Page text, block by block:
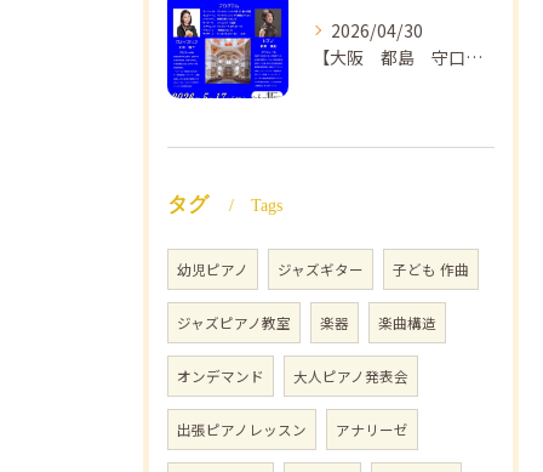
2026/04/30
【大阪 都島 守口】ヴァイオリン教室❣️NAOMIミュージックスクール🎵ヴァイオリン講師 上田哲子先生のコンサートのご案内❗️
タグ Tags
幼児ピアノ ジャズギター 子ども 作曲
ジャズピアノ教室 楽器 楽曲構造
オンデマンド 大人ピアノ発表会
出張ピアノレッスン アナリーゼ